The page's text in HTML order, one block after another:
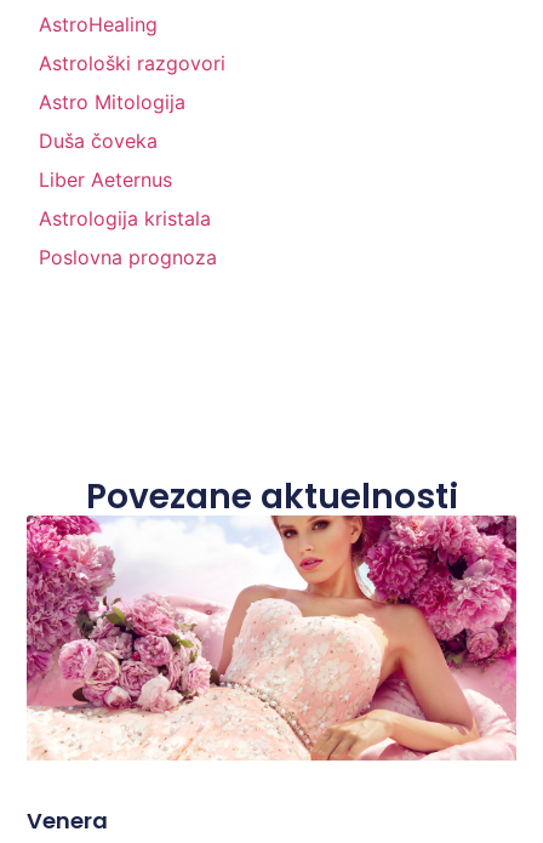
AstroHealing
Astrološki razgovori
Astro Mitologija
Duša čoveka
Liber Aeternus
Astrologija kristala
Poslovna prognoza
Povezane aktuelnosti
Venera